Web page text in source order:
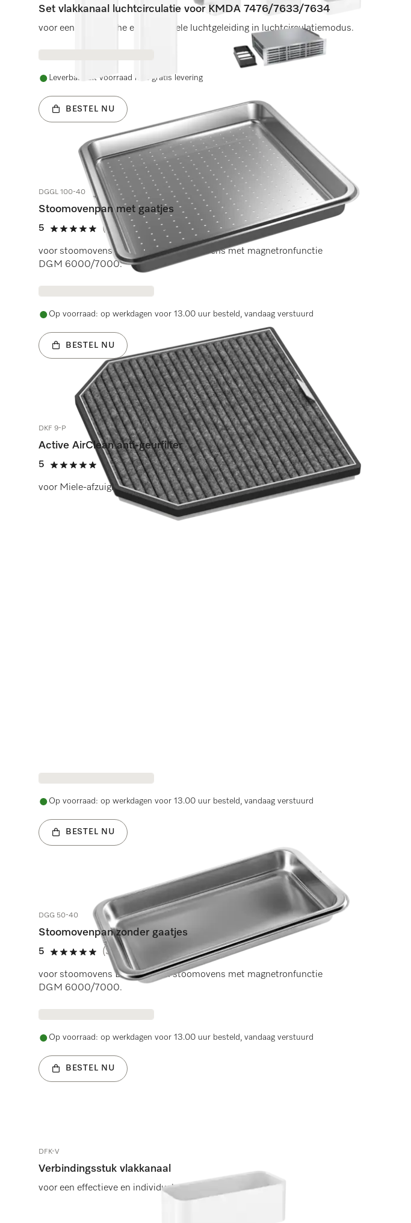
Set vlakkanaal luchtcirculatie voor KMDA 7476/7633/7634
voor een hygiënische en individuele luchtgeleiding in luchtcirculatiemodus.
Leverbaar uit voorraad met gratis levering
BESTEL NU
DGGL 100-40
Stoomovenpan met gaatjes
5
5 sterren op 5
(6 beoordelingen)
voor stoomovens DG 7000 en stoomovens met magnetronfunctie
DGM 6000/7000.
Op voorraad: op werkdagen voor 13.00 uur besteld, vandaag verstuurd
BESTEL NU
DKF 9-P
Active AirClean anti-geurfilter
5
5 sterren op 5
(1 beoordeling)
voor Miele-afzuigkap DA 249-4.
Op voorraad: op werkdagen voor 13.00 uur besteld, vandaag verstuurd
BESTEL NU
DGG 50-40
Stoomovenpan zonder gaatjes
5
5 sterren op 5
(3 beoordelingen)
voor stoomovens DG 7000 en stoomovens met magnetronfunctie
DGM 6000/7000.
Op voorraad: op werkdagen voor 13.00 uur besteld, vandaag verstuurd
BESTEL NU
DFK-V
Verbindingsstuk vlakkanaal
voor een effectieve en individuele luchtgeleiding.